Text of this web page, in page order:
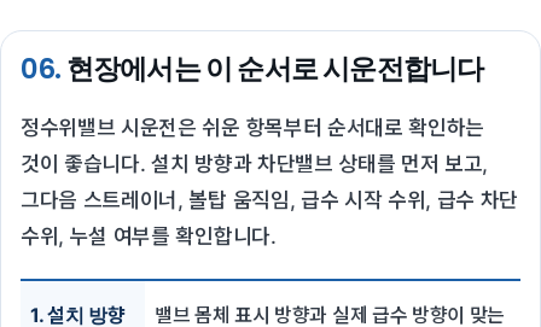
06.현장에서는 이 순서로 시운전합니다
정수위밸브 시운전은 쉬운 항목부터 순서대로 확인하는
것이 좋습니다. 설치 방향과 차단밸브 상태를 먼저 보고,
그다음 스트레이너, 볼탑 움직임, 급수 시작 수위, 급수 차단
수위, 누설 여부를 확인합니다.
1. 설치 방향
밸브 몸체 표시 방향과 실제 급수 방향이 맞는